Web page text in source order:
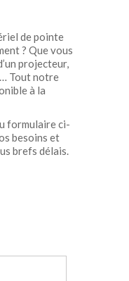
de pointe
? Que vous
projecteur,
Tout notre
à la
formulaire ci-
besoins et
brefs délais.